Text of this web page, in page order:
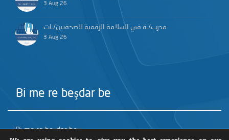
3 Aug 26
مدرب/ـة في السلامة الرقمية للصحفيين/ـات
3 Aug 26
Bi me re beşdar be
Bi me re beşdar be